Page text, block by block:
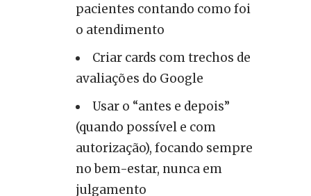
pacientes contando como foi
o atendimento
Criar cards com trechos de
avaliações do Google
Usar o “antes e depois”
(quando possível e com
autorização), focando sempre
no bem-estar, nunca em
julgamento